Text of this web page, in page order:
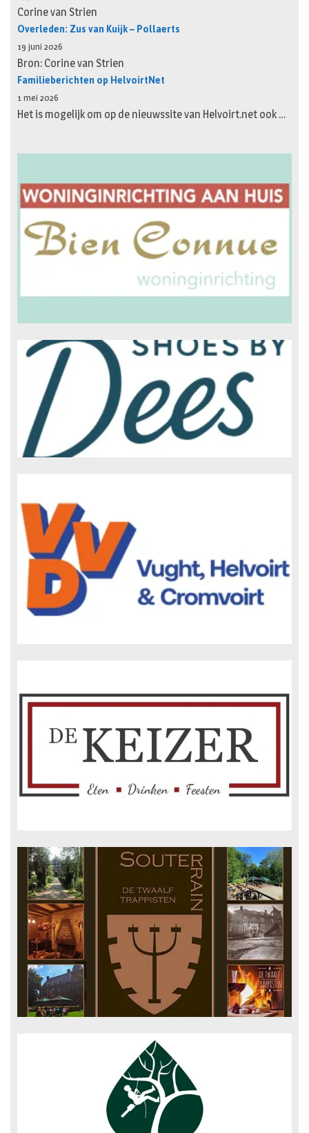
Corine van Strien
Overleden: Zus van Kuijk – Pollaerts
19 juni 2026
Bron: Corine van Strien
Familieberichten op HelvoirtNet
1 mei 2026
Het is mogelijk om op de nieuwssite van Helvoirt.net ook …